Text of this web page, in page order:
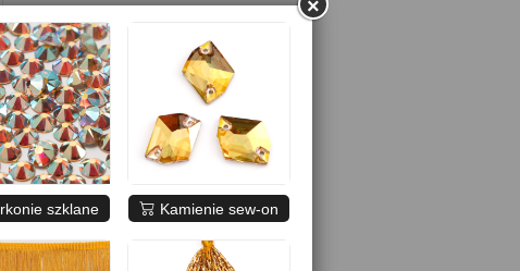
×
szklane Kamienie sew-on